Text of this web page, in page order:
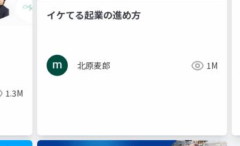
1.3M
イケてる起業の進め方
北原麦郎 1M